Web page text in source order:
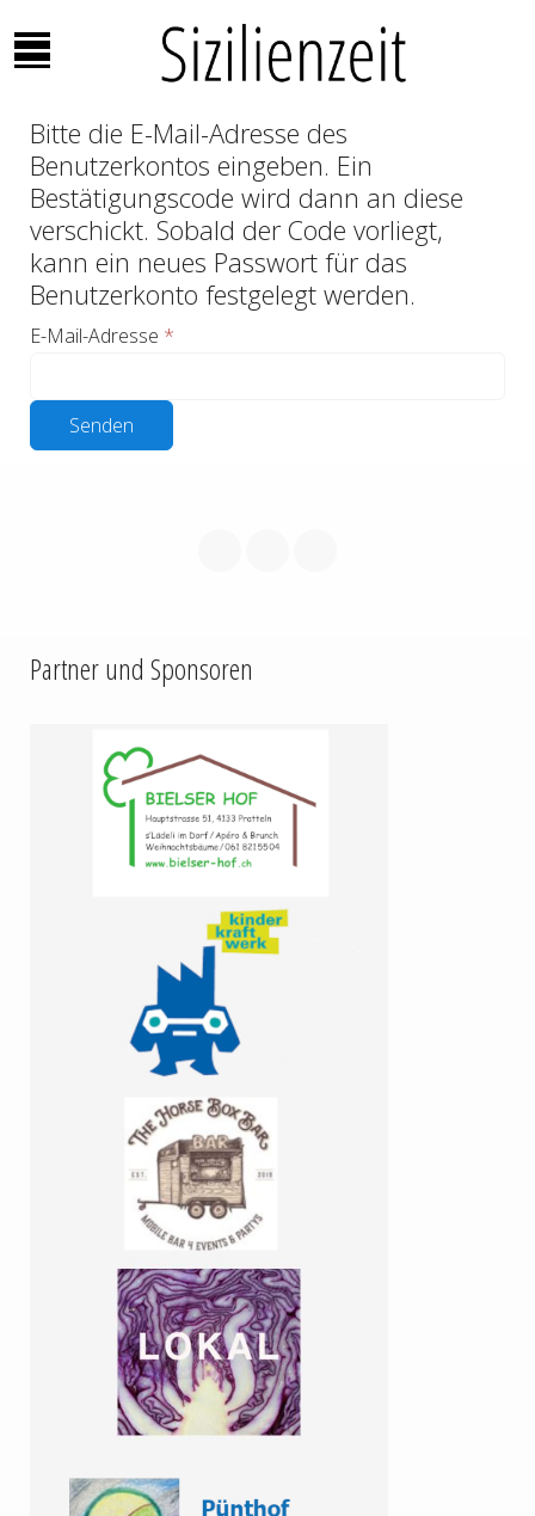
Mobile Menu Toggle
Bitte die E-Mail-Adresse des
Benutzerkontos eingeben. Ein
Bestätigungscode wird dann an diese
verschickt. Sobald der Code vorliegt,
kann ein neues Passwort für das
Benutzerkonto festgelegt werden.
E-Mail-Adresse *
Senden
Partner und Sponsoren